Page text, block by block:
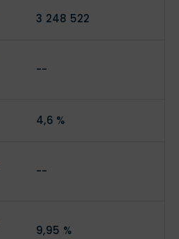
3 248 522
--
4,6 %
--
9,95 %